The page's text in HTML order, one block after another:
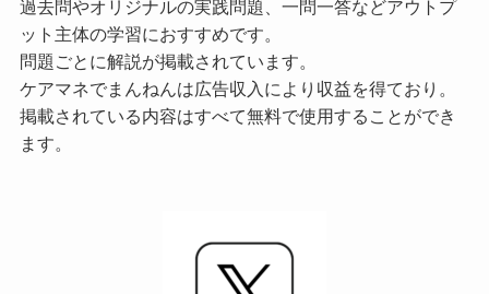
過去問やオリジナルの実践問題、一問一答などアウトプ
ット主体の学習におすすめです。
問題ごとに解説が掲載されています。
ケアマネでまんねんは広告収入により収益を得ており。
掲載されている内容はすべて無料で使用することができ
ます。